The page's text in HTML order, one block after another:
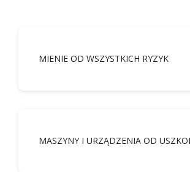
TELEFONICZNIE przełożyli
MIENIE OD WSZYSTKICH RYZYK
MASZYNY I URZĄDZENIA OD